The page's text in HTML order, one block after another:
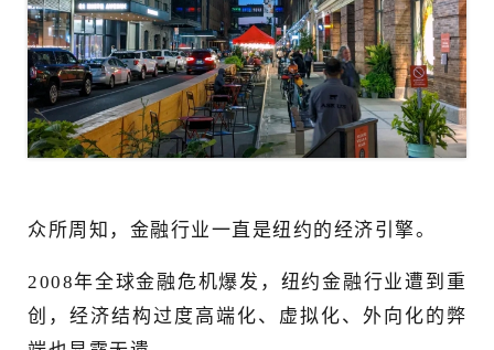
众所周知，金融行业一直是纽约的经济引擎。
2008年全球金融危机爆发，纽约金融行业遭到重
创，经济结构过度高端化、虚拟化、外向化的弊